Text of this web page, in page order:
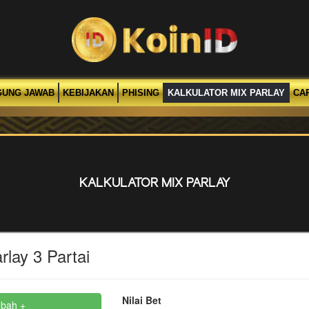
JAWAB KEBIJAKAN PHISING KALKULATOR MIX PARLAY
KALKULATOR MIX PARLAY